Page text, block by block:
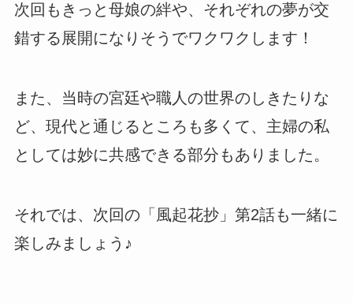
次回もきっと母娘の絆や、それぞれの夢が交
錯する展開になりそうでワクワクします！
また、当時の宮廷や職人の世界のしきたりな
ど、現代と通じるところも多くて、主婦の私
としては妙に共感できる部分もありました。
それでは、次回の「風起花抄」第2話も一緒に
楽しみましょう♪